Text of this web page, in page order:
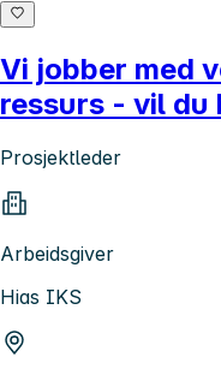
Vi jobber med
ressurs - vil du
Prosjektleder
Arbeidsgiver
Hias IKS